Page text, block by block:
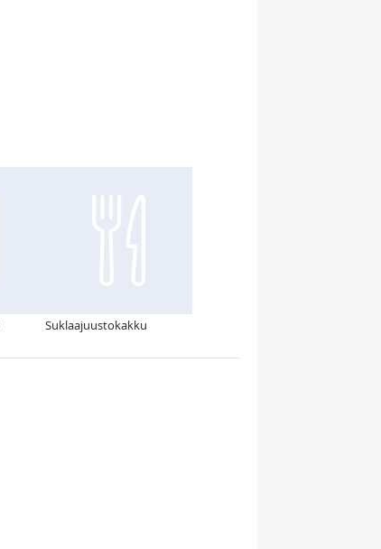
Suklaajuustokakku